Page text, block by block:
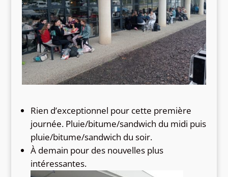
Rien d’exceptionnel pour cette première
journée. Pluie/bitume/sandwich du midi puis
pluie/bitume/sandwich du soir.
À demain pour des nouvelles plus
intéressantes.